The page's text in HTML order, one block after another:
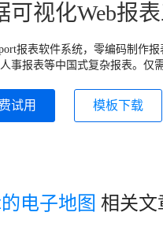
可视化Web报
报表软件系统，零编码制作
事报表等中国式复杂报表。仅
试用 模板下载
电子地图 相关文